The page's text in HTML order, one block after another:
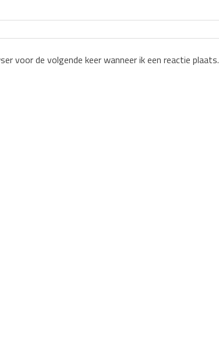
voor de volgende keer wanneer ik een reactie plaats.